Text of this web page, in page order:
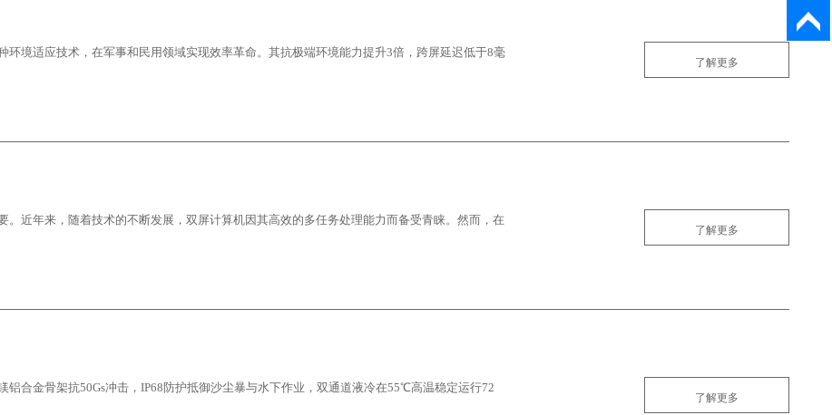
境适应技术，在军事和民用领域实现效率革命。其抗极端环境能力提升3倍，跨屏延迟低于8毫
了解更多
近年来，随着技术的不断发展，双屏计算机因其高效的多任务处理能力而备受青睐。然而，在
了解更多
合金骨架抗50Gs冲击，IP68防护抵御沙尘暴与水下作业，双通道液冷在55℃高温稳定运行72
了解更多
返回顶